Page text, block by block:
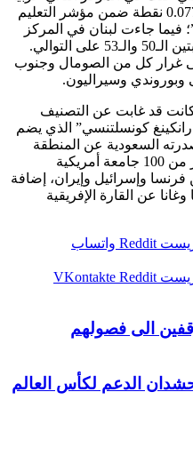
والعشرين عالميا إثر حصولها على 0.077 نقطة ضمن مؤشر التعليم
فيما جاءت لبنان في المركز
الـ40 عالميا ومصر والأردن في الرتبتين الـ50 والـ53 على التوالي.
غرار كل من الصومال وجنوب
وبوروندي وسيراليون.
كانت قد غابت عن التصنيف
كونسلتنسي” الذي يضم
إذ تصدرته السعودية عن المنطقة
العربية؛ فيما ضم التصنيف ذاته أكثر من 100 جامعة أمريكية
وإسرائيل وإيران، إضافة
عن القارة الإفريقية
واتساب
الى فصولهم
الدعم لكأس العالم